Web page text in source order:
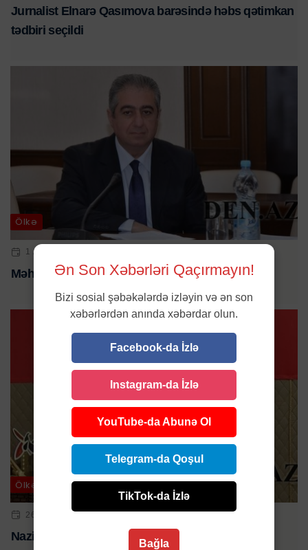
Jurnalist Elnarə Qasımova barəsində həbs qətimkan
tədbiri seçildi
Ölkə
1 AVQ 2023 | 12:20
Məhkəmə Qubad İbadoğlu ilə bağlı qərar verdi
Ölkə
26 APR 2024 | 16:05
Nazim Quliyev yenidən həbs olundu
Ən Son Xəbərləri Qaçırmayın!
Bizi sosial şəbəkələrdə izləyin və ən son
xəbərlərdən anında xəbərdar olun.
Facebook-da İzlə
Instagram-da İzlə
YouTube-da Abunə Ol
Telegram-da Qoşul
TikTok-da İzlə
Bağla